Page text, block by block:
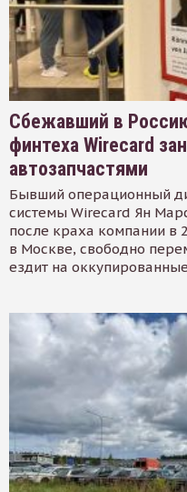
Сбежавший в
финтеха Wirecard
автозапчастями
Бывший операционный
системы Wirecard Ян
после краха компании в
в Москве, свободно
ездит на